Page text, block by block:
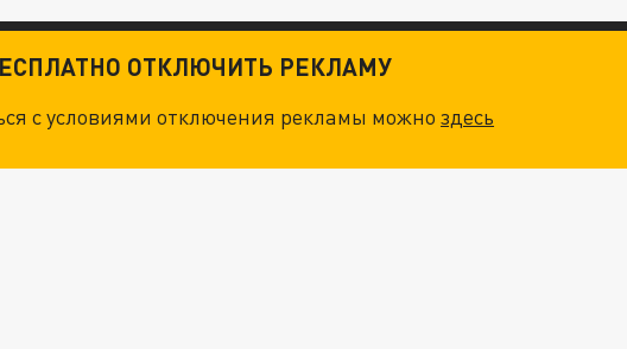
ОТКЛЮЧИТЬ РЕКЛАМУ
с условиями отключения рекламы можноздесь